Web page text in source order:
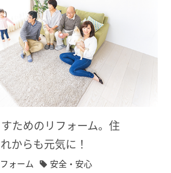
ためのリフォーム。住
からも元気に！
ォーム
安全・安心